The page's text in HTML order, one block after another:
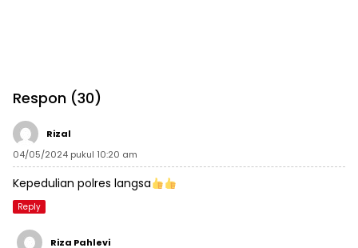
Respon (30)
Rizal
04/05/2024 pukul 10:20 am
Kepedulian polres langsa
Reply
Riza Pahlevi